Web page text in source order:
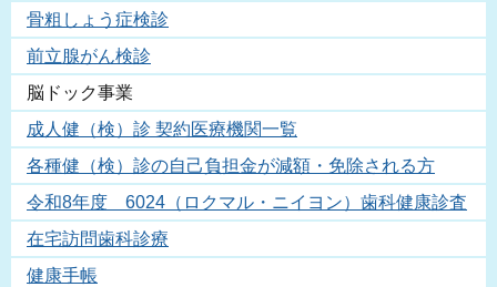
骨粗しょう症検診
前立腺がん検診
脳ドック事業
成人健（検）診 契約医療機関一覧
各種健（検）診の自己負担金が減額・免除される方
令和8年度 6024（ロクマル・ニイヨン）歯科健康診査
在宅訪問歯科診療
健康手帳